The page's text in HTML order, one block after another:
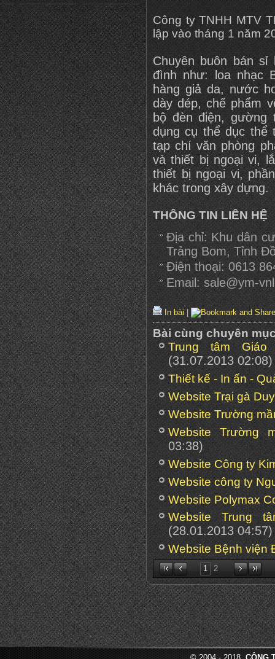
Công ty TNHH MTV
lập vào tháng 1 năm
Chuyên buôn bán
đình như: loa nhạc
hàng giả da, nước
dày dép, chế phẩm
bộ đèn điện,
dụng cụ thể dục thể
tạp chí văn phòng
và thiết bị ngoại vi,
thiết bị ngoại vi,
khác trong xây dựng.
THÔNG TIN LIÊN HỆ
Địa chỉ: Khu dân
Trảng Bom, Tỉnh
Điện thoại: 0613
Email: sale@ym-
In bài|
Bài cùng chuyên
Trung tâm
(31.07.2013 02:08)
Thiết kế - In ấn -
Website Trại gà
Website Trường
Website Trường
03:38)
Website Công ty
Website công ty
Website Polymax
Website Trung
(28.01.2013 04:57)
Website Bệnh viện
1 2